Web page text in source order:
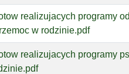
realizujacych programy
w rodzinie.pdf
realizujacych programy